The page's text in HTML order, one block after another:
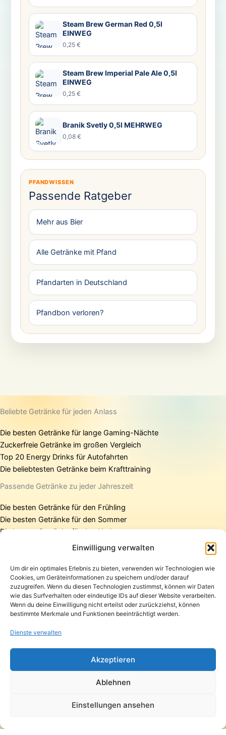
Einwilligung verwalten
Um dir ein optimales Erlebnis zu bieten, verwenden wir Technologien wie
Cookies, um Geräteinformationen zu speichern und/oder darauf
zuzugreifen. Wenn du diesen Technologien zustimmst, können wir Daten
wie das Surfverhalten oder eindeutige IDs auf dieser Website verarbeiten.
Wenn du deine Einwilligung nicht erteilst oder zurückziehst, können
bestimmte Merkmale und Funktionen beeinträchtigt werden.
Dienste verwalten
Akzeptieren
Ablehnen
Einstellungen ansehen
Steam Brew German Red 0,5l
EINWEG
0,25 €
Steam Brew Imperial Pale Ale 0,5l
EINWEG
0,25 €
Branik Svetly 0,5l MEHRWEG
0,08 €
PFANDWISSEN
Passende Ratgeber
Mehr aus Bier
Alle Getränke mit Pfand
Pfandarten in Deutschland
Pfandbon verloren?
Beliebte Getränke für jeden Anlass
Die besten Getränke für lange Gaming-Nächte
Zuckerfreie Getränke im großen Vergleich
Top 20 Energy Drinks für Autofahrten
Die beliebtesten Getränke beim Krafttraining
Passende Getränke zu jeder Jahreszeit
Die besten Getränke für den Frühling
Die besten Getränke für den Sommer
Die besten Getränke für den Herbst
Die besten Getränke für den Winter
Startseite
Presse
Kontakt / Support
Datenschutzerklärung
Copyright © 2026 Pfandpirat | Präsentiert vonZimmermanns
Internet & PR-Beratung
Instagram